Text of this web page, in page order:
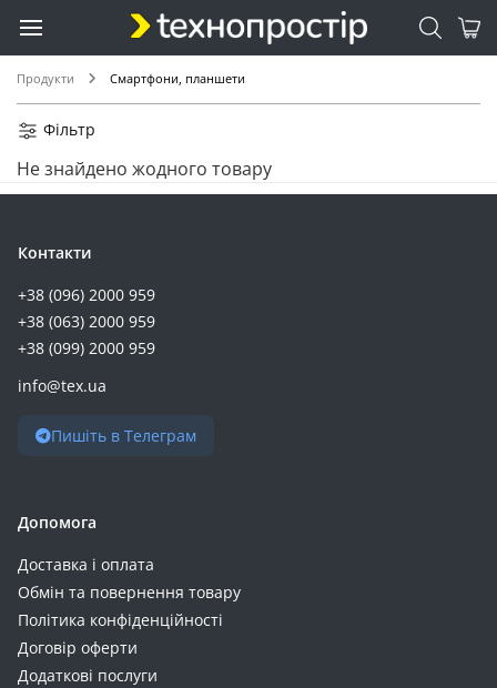
Продукти Смартфони, планшети
Фільтр
Не знайдено жодного товару
Контакти
+38 (096) 2000 959
+38 (063) 2000 959
+38 (099) 2000 959
info@tex.ua
Пишіть в Телеграм
Допомога
Доставка і оплата
Обмін та повернення товару
Політика конфіденційності
Договір оферти
Додаткові послуги